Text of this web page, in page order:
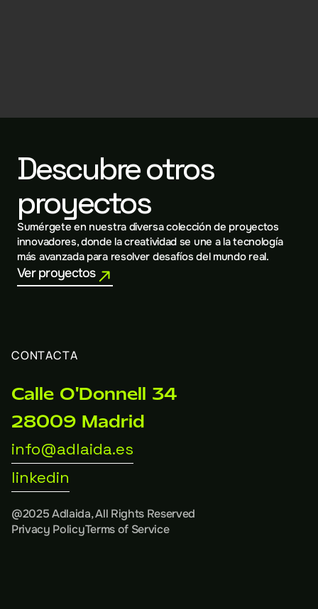
Descubre otros
proyectos
Sumérgete en nuestra diversa colección de proyectos
innovadores, donde la creatividad se une a la tecnología
más avanzada para resolver desafíos del mundo real.
Ver proyectos
CONTACTA
Calle O'Donnell 34
28009 Madrid
info@adlaida.es
linkedin
@2025 Adlaida, All Rights Reserved
Privacy PolicyTerms of Service